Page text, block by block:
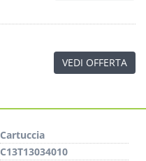
VEDI OFFERTA
Cartuccia
C13T13034010